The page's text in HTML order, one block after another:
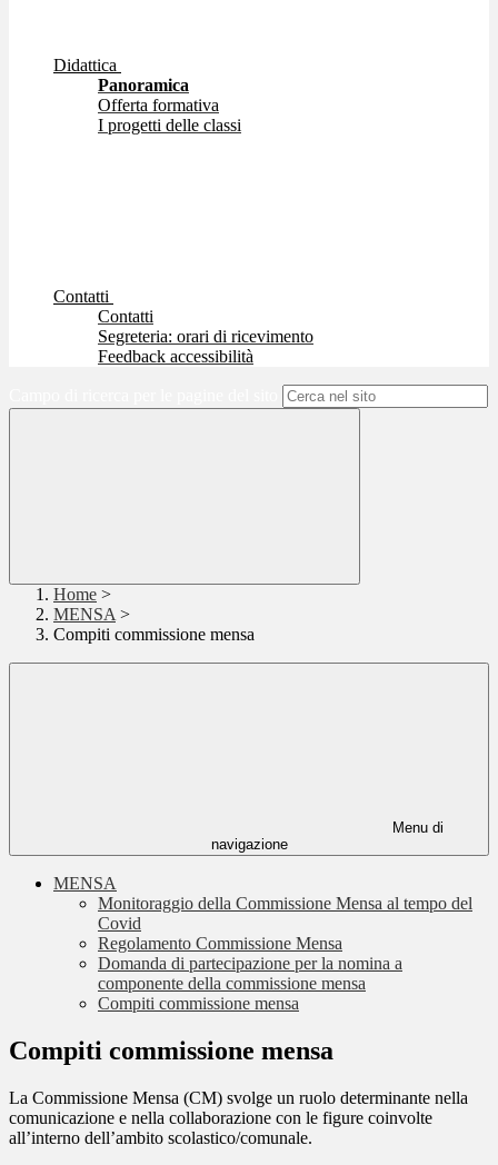
Didattica
Panoramica
Offerta formativa
I progetti delle classi
Contatti
Contatti
Segreteria: orari di ricevimento
Feedback accessibilità
Home >
MENSA >
Compiti commissione mensa
Menu di
navigazione
MENSA
Monitoraggio della Commissione Mensa al tempo del
Covid
Regolamento Commissione Mensa
Domanda di partecipazione per la nomina a
componente della commissione mensa
Compiti commissione mensa
Compiti commissione mensa
La Commissione Mensa (CM) svolge un ruolo determinante nella
comunicazione e nella collaborazione con le figure coinvolte
all’interno dell’ambito scolastico/comunale.